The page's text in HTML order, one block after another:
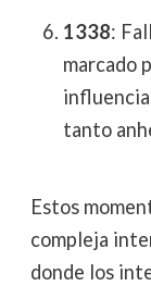
1338:
marcado
tanto
Estos
compleja
donde los